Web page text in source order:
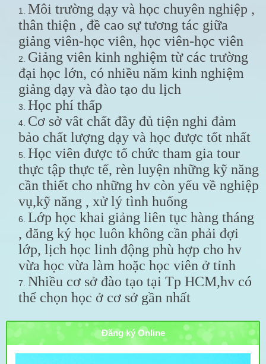
Môi trường dạy và học chuyên nghiệp ,
thân thiện , đề cao sự tương tác giữa
giảng viên-học viên, học viên-học viên
Giảng viên kinh nghiệm từ các trường
đại học lớn, có nhiều năm kinh nghiệm
giảng dạy và đào tạo du lịch
Học phí thấp
Cơ sở vât chất đầy đủ tiện nghi đảm
bảo chất lượng dạy và học được tốt nhất
Học viên được tổ chức tham gia tour
thực tập thực tế, rèn luyện những kỹ năng
cần thiết cho những hv còn yếu về nghiệp
vụ,kỹ năng , xử lý tình huống
Lớp học khai giảng liên tục hàng tháng
, đăng ký học luôn không cần phải đợi
lớp, lịch học linh động phù hợp cho hv
vừa học vừa làm hoặc học viên ở tỉnh
Nhiều cơ sở đào tạo tại Tp HCM,hv có
thể chọn học ở cơ sở gần nhất
Đăng ký Online